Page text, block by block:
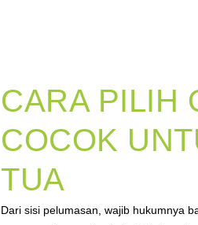
CARA PILIH
COCOK
TUA
Dari sisi pelumasan, wajib hukumnya